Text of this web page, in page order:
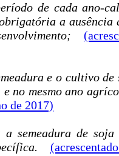
de cada ano-
a ausência
e o cultivo de
e no mesmo ano
de 2017)
semeadura de